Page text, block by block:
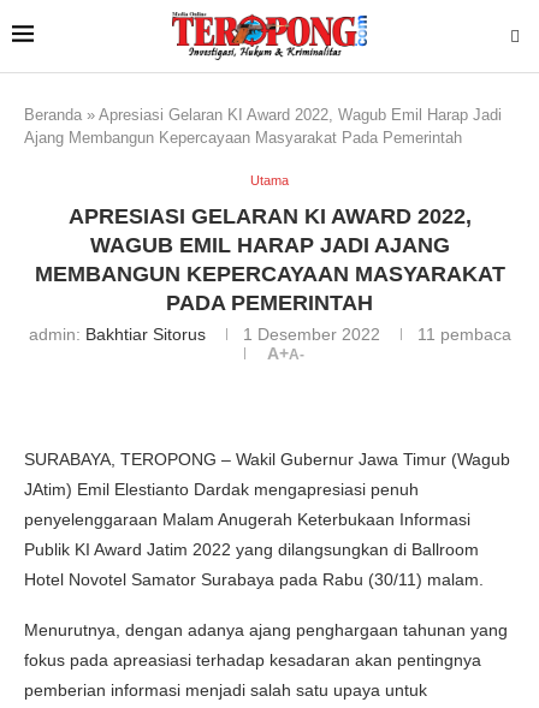
Beranda » Apresiasi Gelaran KI Award 2022, Wagub Emil Harap Jadi
Ajang Membangun Kepercayaan Masyarakat Pada Pemerintah
Utama
APRESIASI GELARAN KI AWARD 2022,
WAGUB EMIL HARAP JADI AJANG
MEMBANGUN KEPERCAYAAN MASYARAKAT
PADA PEMERINTAH
admin: Bakhtiar Sitorus 1 Desember 2022 11 pembaca
A+A-
SURABAYA, TEROPONG – Wakil Gubernur Jawa Timur (Wagub
JAtim) Emil Elestianto Dardak mengapresiasi penuh
penyelenggaraan Malam Anugerah Keterbukaan Informasi
Publik KI Award Jatim 2022 yang dilangsungkan di Ballroom
Hotel Novotel Samator Surabaya pada Rabu (30/11) malam.
Menurutnya, dengan adanya ajang penghargaan tahunan yang
fokus pada apreasiasi terhadap kesadaran akan pentingnya
pemberian informasi menjadi salah satu upaya untuk